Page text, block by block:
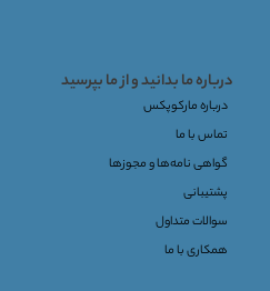
درباره ما بدانید و از ما بپرسید
درباره مارکوپکس
تماس با ما
گواهی نامه‌ها و مجوزها
پشتیبانی
سوالات متداول
همکاری با ما